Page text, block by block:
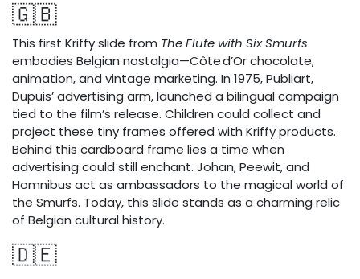
🇬🇧
This first Kriffy slide from The Flute with Six Smurfs
embodies Belgian nostalgia—Côte d’Or chocolate,
animation, and vintage marketing. In 1975, Publiart,
Dupuis’ advertising arm, launched a bilingual campaign
tied to the film’s release. Children could collect and
project these tiny frames offered with Kriffy products.
Behind this cardboard frame lies a time when
advertising could still enchant. Johan, Peewit, and
Homnibus act as ambassadors to the magical world of
the Smurfs. Today, this slide stands as a charming relic
of Belgian cultural history.
🇩🇪